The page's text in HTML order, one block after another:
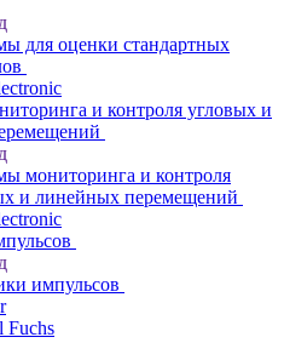
для оценки стандартных
и контроля угловых и
мониторинга и контроля
и линейных перемещений
импульсов
Fuchs